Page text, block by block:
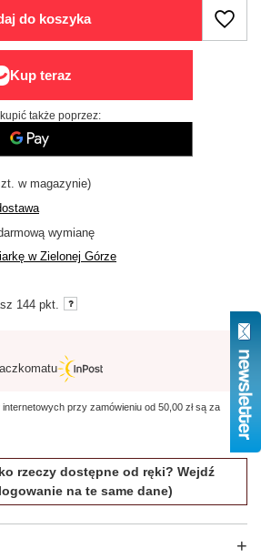
do koszyka
także poprzez:
w magazynie)
wymianę
w Zielonej Górze
144 pkt.
przy zamówieniu od 50,00 złsą za
rzeczy dostępne od ręki? Wejdź
na te same dane)